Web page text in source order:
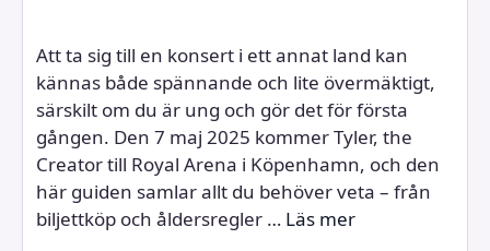
Att ta sig till en konsert i ett annat land kan
kännas både spännande och lite övermäktigt,
särskilt om du är ung och gör det för första
gången. Den 7 maj 2025 kommer Tyler, the
Creator till Royal Arena i Köpenhamn, och den
här guiden samlar allt du behöver veta – från
biljettköp och åldersregler … Läs mer